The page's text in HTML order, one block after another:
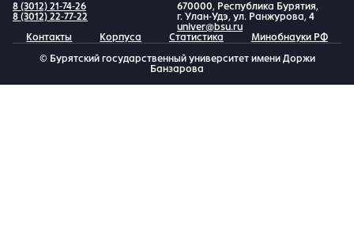
8 (3012) 21-74-26
8 (3012) 22-77-22
670000, Республика Бурятия,
г. Улан-Удэ, ул. Ранжурова, 4
univer@bsu.ru
Контакты
Корпуса Статистика Минобнауки РФ
© Бурятский государственный университет имени Доржи
Банзарова